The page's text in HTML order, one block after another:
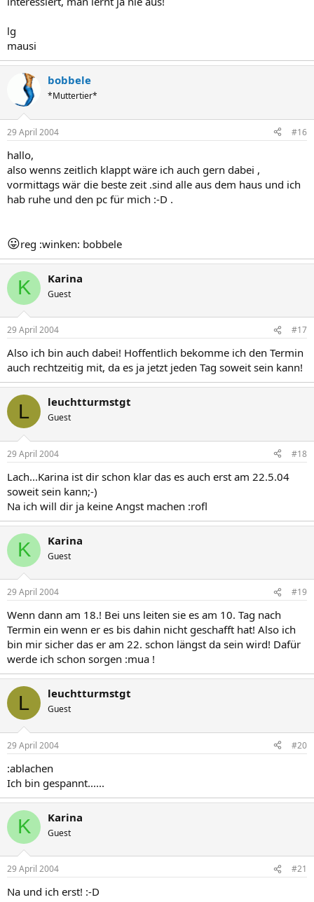
lg
mausi
bobbele
*Muttertier*
29 April 2004 #16
hallo,
also wenns zeitlich klappt wäre ich auch gern dabei ,
vormittags wär die beste zeit .sind alle aus dem haus und ich
hab ruhe und den pc für mich :-D .
😛reg :winken: bobbele
K Karina
Guest
29 April 2004 #17
Also ich bin auch dabei! Hoffentlich bekomme ich den Termin
auch rechtzeitig mit, da es ja jetzt jeden Tag soweit sein kann!
L leuchtturmstgt
Guest
29 April 2004 #18
Lach...Karina ist dir schon klar das es auch erst am 22.5.04
soweit sein kann;-)
Na ich will dir ja keine Angst machen :rofl
K Karina
Guest
29 April 2004 #19
Wenn dann am 18.! Bei uns leiten sie es am 10. Tag nach
Termin ein wenn er es bis dahin nicht geschafft hat! Also ich
bin mir sicher das er am 22. schon längst da sein wird! Dafür
werde ich schon sorgen :mua !
L leuchtturmstgt
Guest
29 April 2004 #20
:ablachen
Ich bin gespannt......
K Karina
Guest
29 April 2004 #21
Na und ich erst! :-D